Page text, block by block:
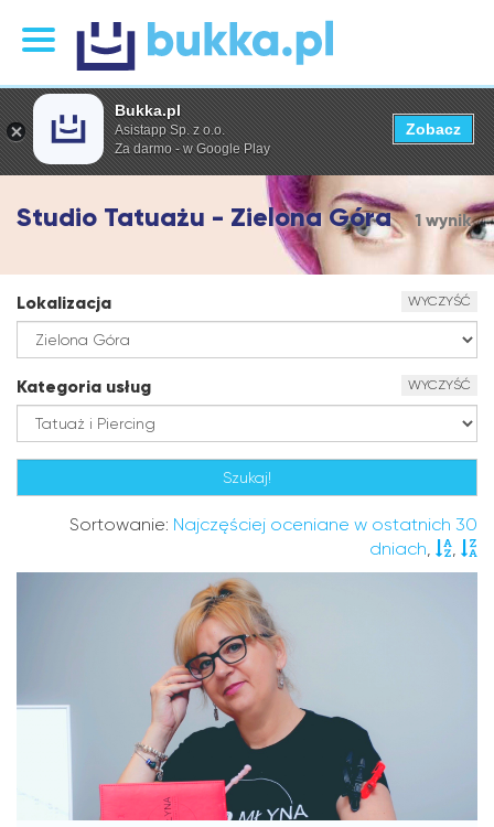
Studio Tatuażu - Zielona Góra 1 wynik
Lokalizacja WYCZYŚĆ
Kategoria usług WYCZYŚĆ
Sortowanie: Najczęściej oceniane w ostatnich 30
dniach, ,
Bukka.pl
Asistapp Sp. z o.o.
Za darmo - w Google Play
Zobacz